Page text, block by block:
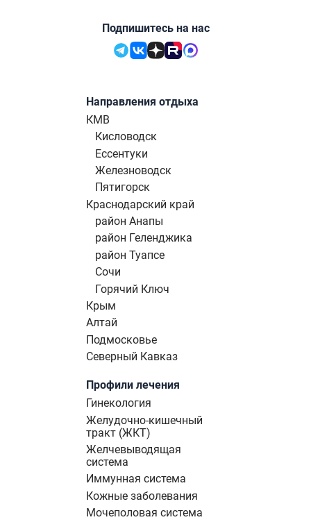
Подпишитесь на нас
Направления отдыха
КМВ
Кисловодск
Ессентуки
Железноводск
Пятигорск
Краснодарский край
район Анапы
район Геленджика
район Туапсе
Сочи
Горячий Ключ
Крым
Алтай
Подмосковье
Северный Кавказ
Профили лечения
Гинекология
Желудочно-кишечный
тракт (ЖКТ)
Желчевыводящая
система
Иммунная система
Кожные заболевания
Мочеполовая система